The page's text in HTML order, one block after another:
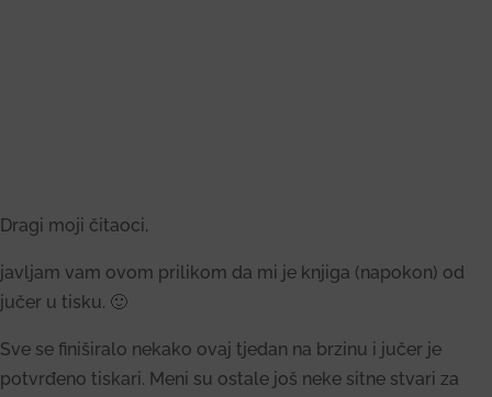
Dragi moji čitaoci,
javljam vam ovom prilikom da mi je knjiga (napokon) od
jučer u tisku. 🙂
Sve se finiširalo nekako ovaj tjedan na brzinu i jučer je
potvrđeno tiskari. Meni su ostale još neke sitne stvari za